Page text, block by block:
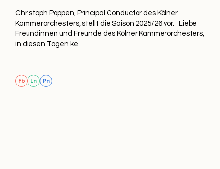
Christoph Poppen, Principal Conductor des Kölner
Kammerorchesters, stellt die Saison 2025/26 vor. Liebe
Freundinnen und Freunde des Kölner Kammerorchesters,
in diesen Tagen ke
Fb Ln Pn